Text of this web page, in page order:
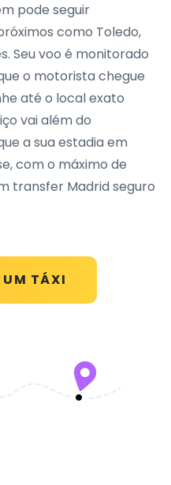
UM TÁXI
pode seguir
como Toledo,
Seu voo é monitorado
o motorista chegue
até o local exato
vai além do
a sua estadia em
com o máximo de
transfer Madrid seguro